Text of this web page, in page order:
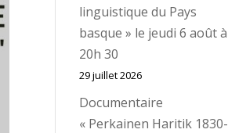
linguistique du Pays
basque » le jeudi 6 août à
20h 30
29 juillet 2026
Documentaire
« Perkainen Haritik 1830-